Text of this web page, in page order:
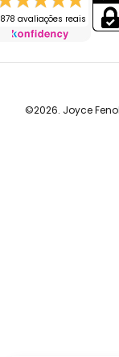
avaliações reais
©2026. Joyce